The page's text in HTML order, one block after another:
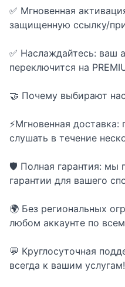
✅ Мгновенная
защищенную ссылку/
✅ Наслаждайтесь: ваш
переключится на
🤝 Почему выбирают
⚡Мгновенная
слушать в течение
🛡️ Полная гарантия: мы
гарантии для вашего
🌍 Без региональных
любом аккаунте по
💬 Круглосуточная
всегда к вашим услугам!